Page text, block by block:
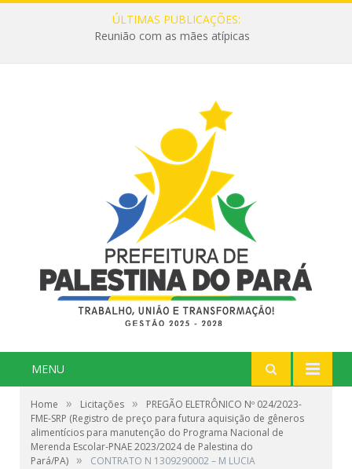
ÚLTIMAS PUBLICAÇÕES:
Reunião com as mães atípicas
MENU
Home » Licitações »
PREGÃO ELETRÔNICO Nº 024/2023-
FME-SRP (Registro de preço para futura aquisição de gêneros
alimentícios para manutenção do Programa Nacional de
Merenda Escolar-PNAE 2023/2024 de Palestina do
Pará/PA) » CONTRATO N 1309290002 – M LUCIA